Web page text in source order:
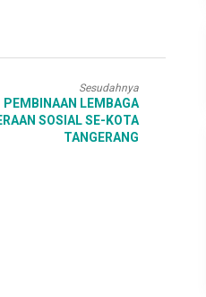
Sesudahnya
PEMBINAAN LEMBAGA
SOSIAL SE-KOTA
TANGERANG